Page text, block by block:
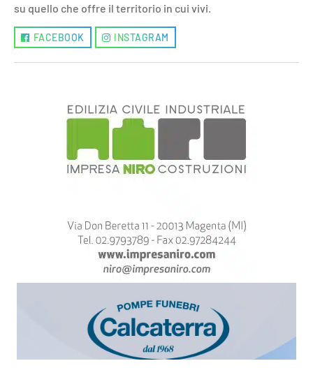
su quello che offre il territorio in cui vivi.
FACEBOOK INSTAGRAM